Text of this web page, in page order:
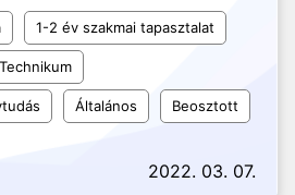
1-2 év szakmai tapasztalat
Technikum
Általános Beosztott
2022. 03. 07.